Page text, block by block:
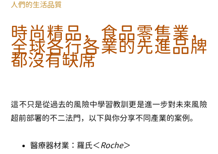
人們的生活品質
時尚精品，食品零售業，
全球各行各業的先進品牌
都沒有缺席
這不只是從過去的風險中學習教訓更是進一步對未來風險
超前部署的不二法門，以下與你分享不同產業的案例。
醫療器材業：羅氏＜ Roche＞